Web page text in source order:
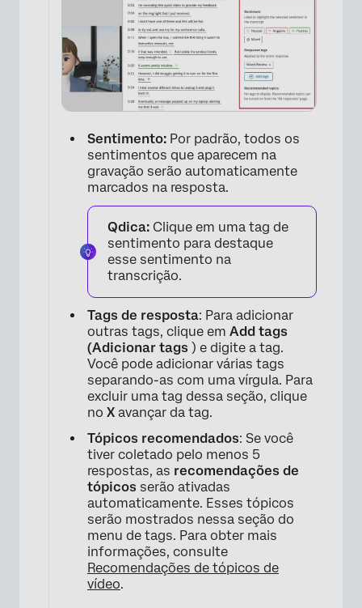
×
Sentimento: Por padrão, todos os
sentimentos que aparecem na
gravação serão automaticamente
marcados na resposta.
Qdica: Clique em uma tag de
sentimento para destaque
esse sentimento na
transcrição.
Tags de resposta: Para adicionar
outras tags, clique em Add tags
(Adicionar tags ) e digite a tag.
Você pode adicionar várias tags
separando-as com uma vírgula. Para
excluir uma tag dessa seção, clique
no X avançar da tag.
Tópicos recomendados: Se você
tiver coletado pelo menos 5
respostas, as recomendações de
tópicos serão ativadas
automaticamente. Esses tópicos
serão mostrados nessa seção do
menu de tags. Para obter mais
informações, consulte
Recomendações de tópicos de
vídeo.